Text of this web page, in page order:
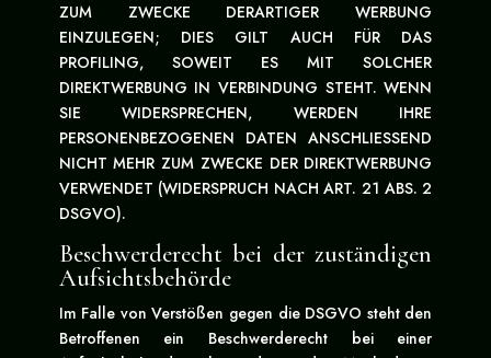
ZUM ZWECKE DERARTIGER WERBUNG
EINZULEGEN; DIES GILT AUCH FÜR DAS
PROFILING, SOWEIT ES MIT SOLCHER
DIREKTWERBUNG IN VERBINDUNG STEHT. WENN
SIE WIDERSPRECHEN, WERDEN IHRE
PERSONENBEZOGENEN DATEN ANSCHLIESSEND
NICHT MEHR ZUM ZWECKE DER DIREKTWERBUNG
VERWENDET (WIDERSPRUCH NACH ART. 21 ABS. 2
DSGVO).
Beschwerderecht bei der zuständigen
Aufsichtsbehörde
Im Falle von Verstößen gegen die DSGVO steht den
Betroffenen ein Beschwerderecht bei einer